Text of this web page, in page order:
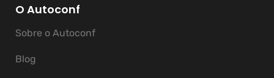
O Autoconf
Sobre o Autoconf
Blog